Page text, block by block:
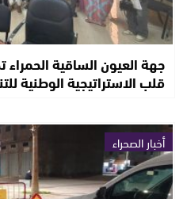
جهة العيون الساقية الحمراء
قلب الاستراتيجية الوطنية
أخبار الصحراء